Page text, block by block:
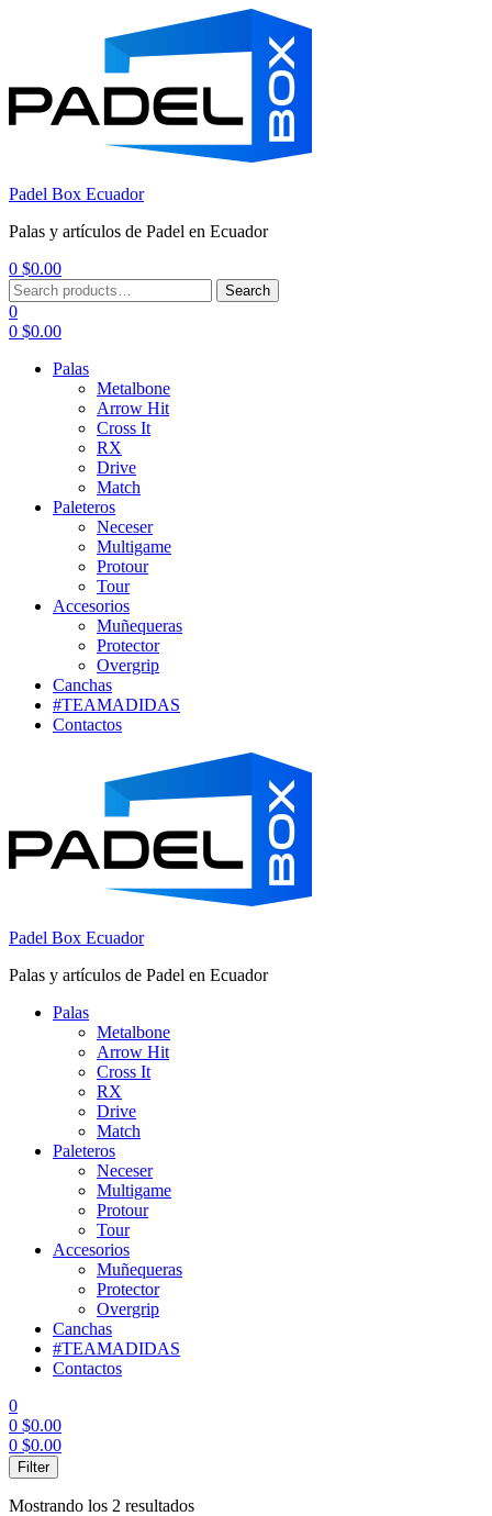
Padel Box Ecuador
Palas y artículos de Padel en Ecuador
0 $0.00
Menu
Search
for:
Search
0
0 $0.00
Palas
Metalbone
Arrow Hit
Cross It
RX
Drive
Match
Paleteros
Neceser
Multigame
Protour
Tour
Accesorios
Muñequeras
Protector
Overgrip
Canchas
#TEAMADIDAS
Contactos
Padel Box Ecuador
Palas y artículos de Padel en Ecuador
Palas
Metalbone
Arrow Hit
Cross It
RX
Drive
Match
Paleteros
Neceser
Multigame
Protour
Tour
Accesorios
Muñequeras
Protector
Overgrip
Canchas
#TEAMADIDAS
Contactos
0
0 $0.00
0 $0.00
Menu
Filter
Mostrando los 2 resultados